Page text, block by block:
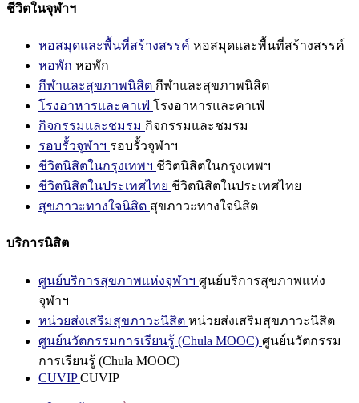
ชีวิตในจุฬาฯ
หอสมุดและพื้นที่สร้างสรรค์ หอสมุดและพื้นที่สร้างสรรค์
หอพัก หอพัก
กีฬาและสุขภาพนิสิต กีฬาและสุขภาพนิสิต
โรงอาหารและคาเฟ่ โรงอาหารและคาเฟ่
กิจกรรมและชมรม กิจกรรมและชมรม
รอบรั้วจุฬาฯ รอบรั้วจุฬาฯ
ชีวิตนิสิตในกรุงเทพฯ ชีวิตนิสิตในกรุงเทพฯ
ชีวิตนิสิตในประเทศไทย ชีวิตนิสิตในประเทศไทย
สุขภาวะทางใจนิสิต สุขภาวะทางใจนิสิต
บริการนิสิต
ศูนย์บริการสุขภาพแห่งจุฬาฯ ศูนย์บริการสุขภาพแห่ง
จุฬาฯ
หน่วยส่งเสริมสุขภาวะนิสิต หน่วยส่งเสริมสุขภาวะนิสิต
ศูนย์นวัตกรรมการเรียนรู้ (Chula MOOC) ศูนย์นวัตกรรม
การเรียนรู้ (Chula MOOC)
CUVIPCUVIP